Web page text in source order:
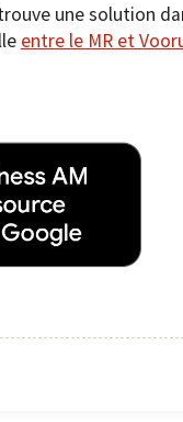
une solution
entre le MR et